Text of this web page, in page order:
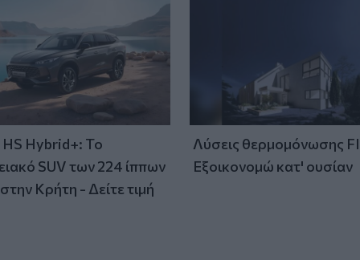
Hybrid+: Το
SUV των 224 ίππων
Κρήτη - Δείτε τιμή
Λύσεις θερμομόνωσης
Εξοικονομώ κατ' ουσίαν